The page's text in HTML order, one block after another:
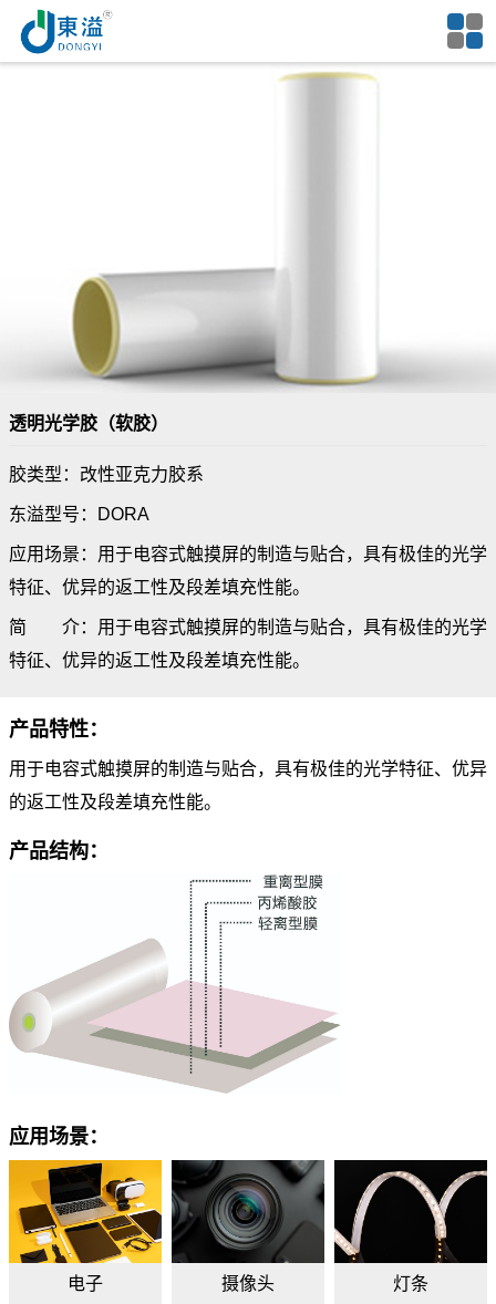
透明光学胶（软胶）
胶类型：改性亚克力胶系
东溢型号：DORA
应用场景：用于电容式触摸屏的制造与贴合，具有极佳的光学
特征、优异的返工性及段差填充性能。
简 介：用于电容式触摸屏的制造与贴合，具有极佳的光学
特征、优异的返工性及段差填充性能。
产品特性：
用于电容式触摸屏的制造与贴合，具有极佳的光学特征、优异
的返工性及段差填充性能。
产品结构：
应用场景：
电子 摄像头 灯条